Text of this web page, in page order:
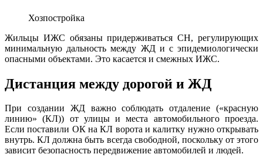
Хозпостройка
Жильцы ИЖС обязаны придерживаться СН, регулирующих
минимальную дальность между ЖД и с эпидемиологически
опасными объектами. Это касается и смежных ИЖС.
Дистанция между дорогой и ЖД
При создании ЖД важно соблюдать отдаление («красную
линию» (КЛ)) от улицы и места автомобильного проезда.
Если поставили ОК на КЛ ворота и калитку нужно открывать
внутрь. КЛ должна быть всегда свободной, поскольку от этого
зависит безопасность передвижение автомобилей и людей.